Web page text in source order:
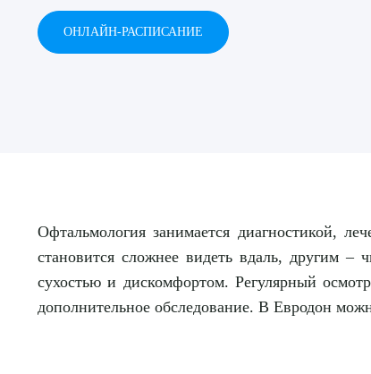
ОНЛАЙН-РАСПИСАНИЕ
Офтальмология занимается диагностикой,
становится сложнее видеть вдаль, другим –
сухостью и дискомфортом. Регулярный
дополнительное обследование. В Евродон